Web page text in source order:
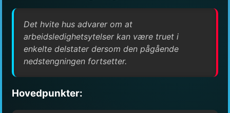
Det hvite hus advarer om at
arbeidsledighetsytelser kan være truet i
enkelte delstater dersom den pågående
nedstengningen fortsetter.
Hovedpunkter: